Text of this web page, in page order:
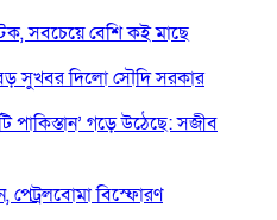
সবচেয়ে বেশি কই মাছে
বড় সুখবর দিলো সৌদি সরকার
পাকিস্তান’ গড়ে উঠেছে: সজীব
বিস্ফোরণ